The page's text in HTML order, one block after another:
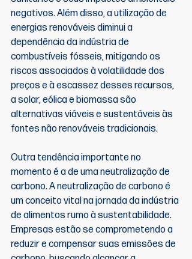
negativos. Além disso, a utilização de
energias renováveis diminui a
dependência da indústria de
combustíveis fósseis, mitigando os
riscos associados à volatilidade dos
preços e à escassez desses recursos,
a solar, eólica e biomassa são
alternativas viáveis e sustentáveis às
fontes não renováveis tradicionais.
Outra tendência importante no
momento é a de uma neutralização de
carbono. A neutralização de carbono é
um conceito vital na jornada da indústria
de alimentos rumo à sustentabilidade.
Empresas estão se comprometendo a
reduzir e compensar suas emissões de